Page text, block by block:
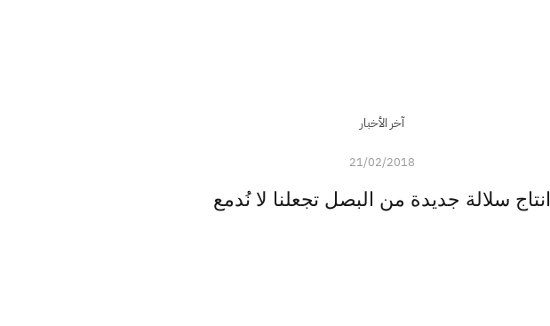
آخر الأخبار
21/02/2018
انتاج سلالة جديدة من البصل تجعلنا لا نُدمع